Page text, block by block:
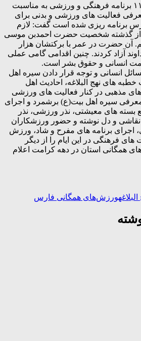
وی با بیان اینکه حداقل ۱۱۰ برنامه فرهنگی و ورزشی به مناسبت
فعالیت های ورزشی و بدنی برای
برنامه ریزی شده است گفت: لازم
از گذشته شخصیت حضرت احمدبن موسی
آن حضرت در عمر با برکتشان هزار
آزاد کردند. چنین اقدامی گامی عملی
انسانی و حقوق بشر است.
انسانی و توجه قرار دادن سیره اهل
های نهج البلاغه، احادیث اهل
مذهبی در کنار فعالیت های ورزشی
سیره اهل بیت(ع) برشمرد و اجرای
بسته های معیشتی، نذر ورزشی، نذر
و دل نوشته و حضور ورزشکاران
اجرای برنامه های مفرح و شاد، ورزش
های فرهنگی در این ایام را از دیگر
همگانی استان در دهه کرامت اعلام
ورزش‌های همگانی فارس